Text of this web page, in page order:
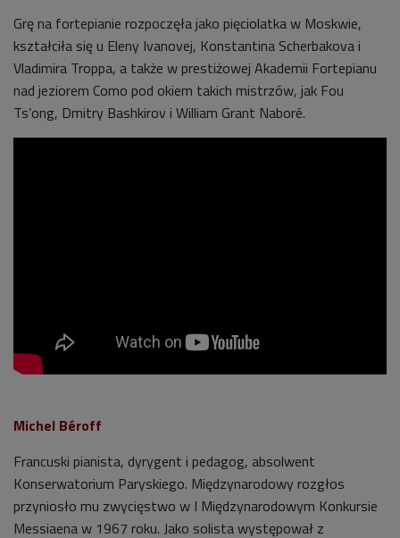
Grę na fortepianie rozpoczęła jako pięciolatka w Moskwie,
kształciła się u Eleny Ivanovej, Konstantina Scherbakova i
Vladimira Troppa, a także w prestiżowej Akademii Fortepianu
nad jeziorem Como pod okiem takich mistrzów, jak Fou
Ts’ong, Dmitry Bashkirov i William Grant Naboré.
Michel Béroff
Francuski pianista, dyrygent i pedagog, absolwent
Konserwatorium Paryskiego. Międzynarodowy rozgłos
przyniosło mu zwycięstwo w I Międzynarodowym Konkursie
Messiaena w 1967 roku. Jako solista występował z